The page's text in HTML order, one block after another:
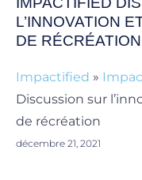
L’INNOVATION
DE RÉCRÉATION
Impactified »
Discussion sur
de récréation
décembre 21, 2021